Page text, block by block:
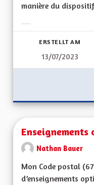
manière du
ERSTELLT AM
13/07/2023
Nathan Bauer
Mon Code postal
d’enseignements